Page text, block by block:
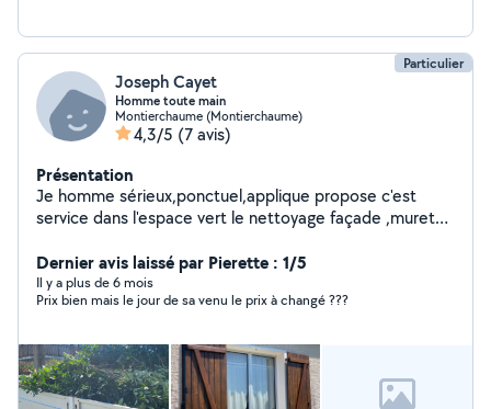
Particulier
Joseph Cayet
Homme toute main
Montierchaume (Montierchaume)
4,3/5 (7 avis)
Présentation
Je homme sérieux,ponctuel,applique propose c'est
service dans l'espace vert le nettoyage façade ,muret
d'info n'hésitez pas à me contacter je suis très manuelle
aussi merci à vous pour votre confiance
Dernier avis laissé par Pierette : 1/5
Il y a plus de 6 mois
Prix bien mais le jour de sa venu le prix à changé ???